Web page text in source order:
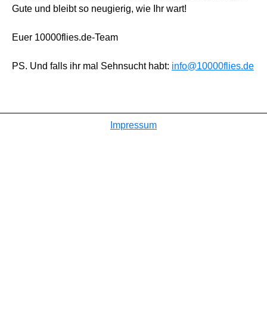
Gute und bleibt so neugierig, wie Ihr wart!
Euer 10000flies.de-Team
PS. Und falls ihr mal Sehnsucht habt: info@10000flies.de
Impressum